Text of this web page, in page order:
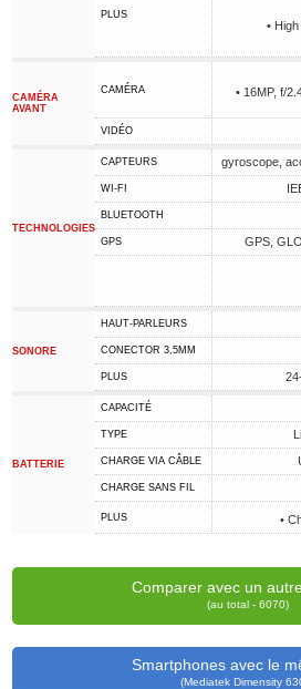
PLUS
•
CAMÉRA
AVANT
CAMÉRA
• 16MP, f/
VIDÉO
TECHNOLOGIES
CAPTEURS gyroscope,
WI-FI
BLUETOOTH
GPS
GPS,
SONORE
HAUT-PARLEURS
CONECTOR 3,5MM
PLUS
BATTERIE
CAPACITÉ
TYPE
CHARGE VIA CÂBLE
CHARGE SANS FIL
PLUS •
Comparer avec un
(au total - 6070)
Smartphones avec le
(Mediatek Dimensity